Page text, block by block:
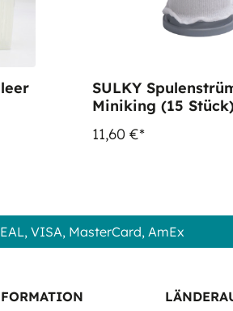
SULKY
Miniking (15
11,60 €*
VISA, MasterCard, AmEx